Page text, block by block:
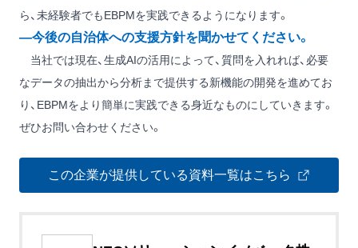
ら、未経験者でもEBPMを実践できるようになります。
―今後の自治体への支援方針を聞かせてください。
当社では現在、生成AIの活用によって、質問を入れれば、必要
なデータの抽出から分析まで提供する新機能の開発を進めてお
り、EBPMをより簡単に実践できる身近なものにしていきます。
ぜひお問い合わせください。
この企業が提供している資料一覧はこちら